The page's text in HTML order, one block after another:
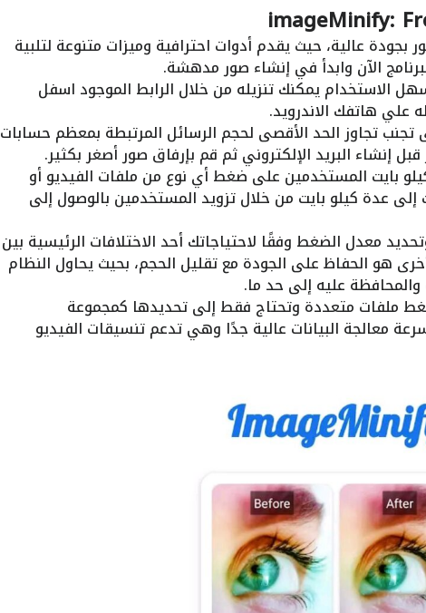
mageMinify:
بجودة عالية، حيث يقدم أدوات احترافية وميزات متنوعة لتلبية
الآن وابدأ في إنشاء صور مدهشة.
الاستخدام يمكنك تنزيله من خلال الرابط الموجود اسفل
علي هاتفك الاندرويد.
تجاوز الحد الأقصى لحجم الرسائل المرتبطة بمعظم حسابات
إنشاء البريد الإلكتروني ثم قم بإرفاق صور أصغر بكثير.
التطبيق ضغط الصور إلى 100 كيلو بايت المستخدمين على ضغط أي نوع من ملفات الفيديو أو
عدة كيلو بايت من خلال تزويد المستخدمين بالوصول إلى
معدل الضغط وفقًا لاحتياجاتك أحد الاختلافات الرئيسية بين
هو الحفاظ على الجودة مع تقليل الحجم، بحيث يحاول النظام
عليه إلى حد ما.
ملفات متعددة وتحتاج فقط إلى تحديدها كمجموعة
البيانات عالية جدًا وهي تدعم تنسيقات الفيديو